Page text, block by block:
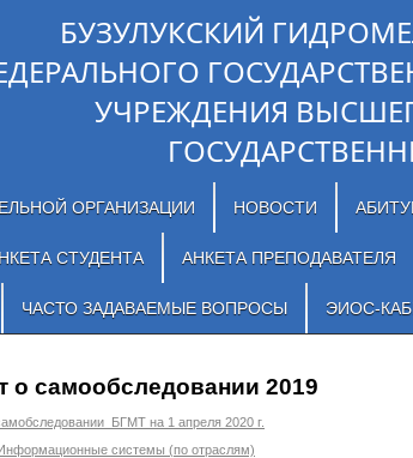
БУЗУЛУКСКИЙ
УЧРЕЖДЕНИЯ
ОРГАНИЗАЦИИ НОВОСТИ
СТУДЕНТА АНКЕТА ПРЕПОДАВАТЕЛЯ
ЧАСТО ЗАДАВАЕМЫЕ ВОПРОСЫ ЭИОС-
о самообследовании 2019
БГМТ на 1 апреля 2020 г.
системы (по отраслям)